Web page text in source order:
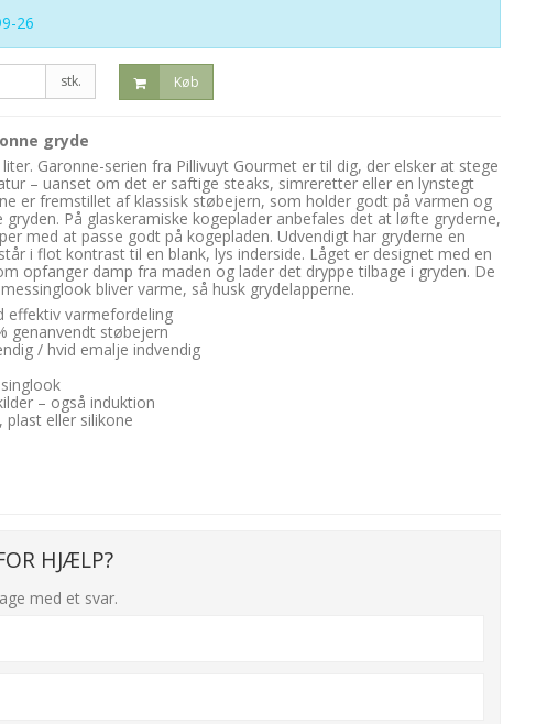
26
stk. Køb
gryde
Garonne-serien fra Pillivuyt Gourmet er til dig, der elsker at stege
– uanset om det er saftige steaks, simreretter eller en lynstegt
er fremstillet af klassisk støbejern, som holder godt på varmen og
På glaskeramiske kogeplader anbefales det at løfte gryderne,
med at passe godt på kogepladen. Udvendigt har gryderne en
i flot kontrast til en blank, lys inderside. Låget er designet med en
opfanger damp fra maden og lader det dryppe tilbage i gryden. De
bliver varme, så husk grydelapperne.
effektiv varmefordeling
genanvendt støbejern
/ hvid emalje indvendig
– også induktion
eller silikone
HJÆLP?
med et svar.